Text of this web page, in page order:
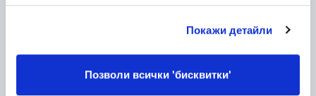
Покажи детайли
Позволи всички 'бисквитки'
Процесен Инженер